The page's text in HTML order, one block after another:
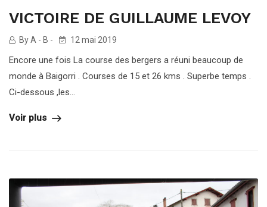
VICTOIRE DE GUILLAUME LEVOY
By A - B - 12 mai 2019
Encore une fois La course des bergers a réuni beaucoup de
monde à Baigorri . Courses de 15 et 26 kms . Superbe temps .
Ci-dessous ,les...
Voir plus